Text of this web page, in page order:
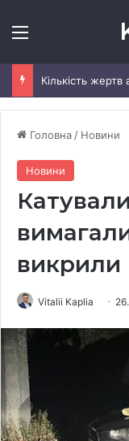
Меню
Головна / Новини
Новини
викрили
Vitalii Kaplia